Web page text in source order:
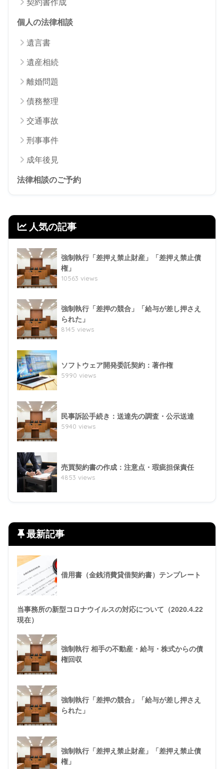
契約書作成
個人の法律相談
遺言書
遺産相続
離婚問題
債務整理
交通事故
刑事事件
成年後見
法律相談のご予約
人気の記事
強制執行「差押え禁止財産」「差押え禁止債
権」
10563 views
強制執行「差押の競合」「給与が差し押さえ
られた」
8145 views
ソフトウェア開発委託契約：著作権
5990 views
民事訴訟手続き：送達先の調査・公示送達
5940 views
売買契約書の作成：注意点・瑕疵担保責任
4853 views
最新記事
借用書（金銭消費貸借契約書）テンプレート
当事務所の新型コロナウイルスの対応について（2020.4.22
現在）
強制執行 相手の不動産・給与・株式からの債
権回収
強制執行「差押の競合」「給与が差し押さえ
られた」
強制執行「差押え禁止財産」「差押え禁止債
権」